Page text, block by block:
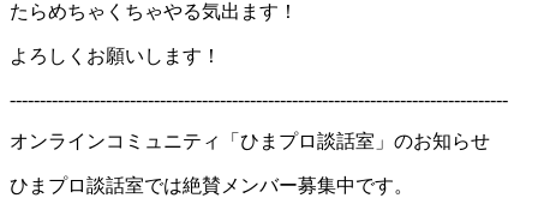
たらめちゃくちゃやる気出ます！
よろしくお願いします！
-----------------------------------------------------------------------------------
オンラインコミュニティ「ひまプロ談話室」のお知らせ
ひまプロ談話室では絶賛メンバー募集中です。